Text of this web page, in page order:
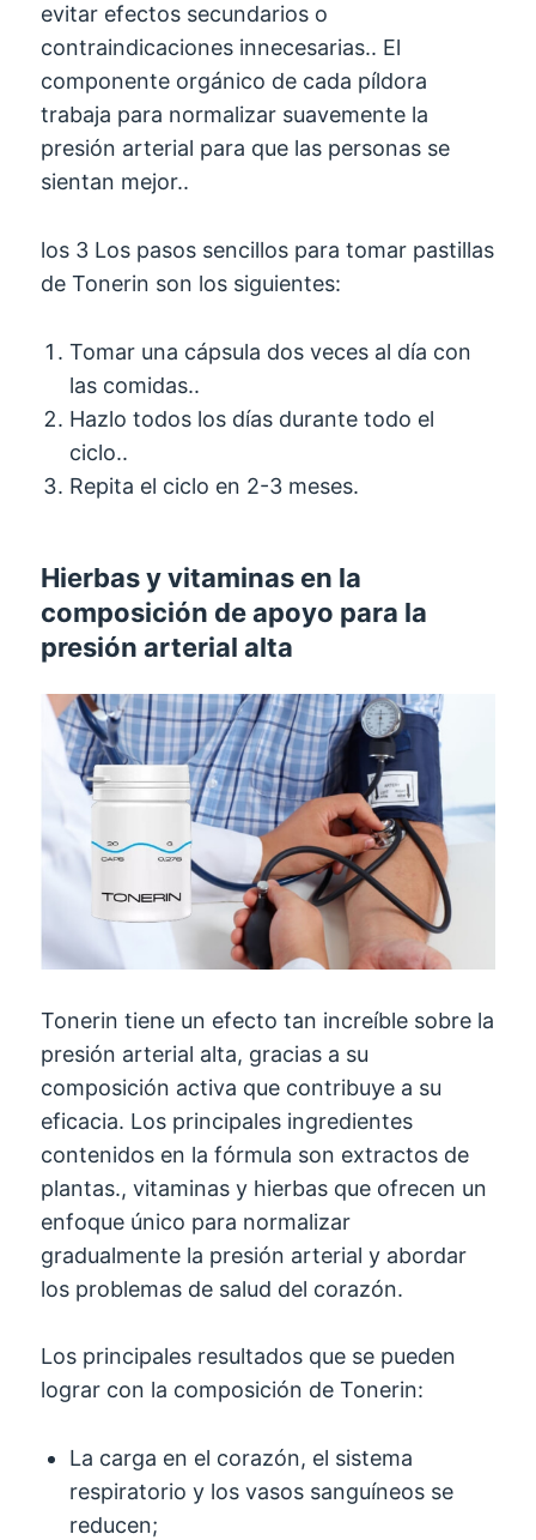
evitar efectos secundarios o
contraindicaciones innecesarias.. El
componente orgánico de cada píldora
trabaja para normalizar suavemente la
presión arterial para que las personas se
sientan mejor..
los 3 Los pasos sencillos para tomar pastillas
de Tonerin son los siguientes:
Tomar una cápsula dos veces al día con
las comidas..
Hazlo todos los días durante todo el
ciclo..
Repita el ciclo en 2-3 meses.
Hierbas y vitaminas en la
composición de apoyo para la
presión arterial alta
Tonerin tiene un efecto tan increíble sobre la
presión arterial alta, gracias a su
composición activa que contribuye a su
eficacia. Los principales ingredientes
contenidos en la fórmula son extractos de
plantas., vitaminas y hierbas que ofrecen un
enfoque único para normalizar
gradualmente la presión arterial y abordar
los problemas de salud del corazón.
Los principales resultados que se pueden
lograr con la composición de Tonerin:
La carga en el corazón, el sistema
respiratorio y los vasos sanguíneos se
reducen;